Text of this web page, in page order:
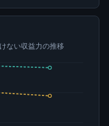
ない収益力の推移